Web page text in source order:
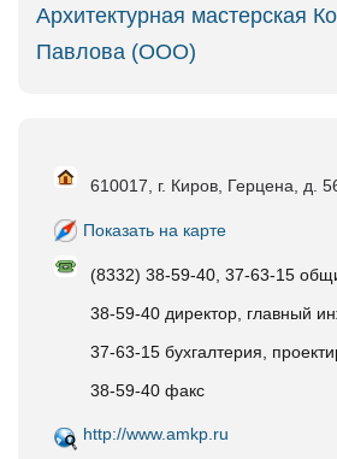
Архитектурная мастерская
Павлова (ООО)
610017, г. Киров, Герцена, д.
Показать на карте
(8332) 38-59-40, 37-63-15
38-59-40 директор, главный
37-63-15 бухгалтерия,
38-59-40 факс
http://www.amkp.ru